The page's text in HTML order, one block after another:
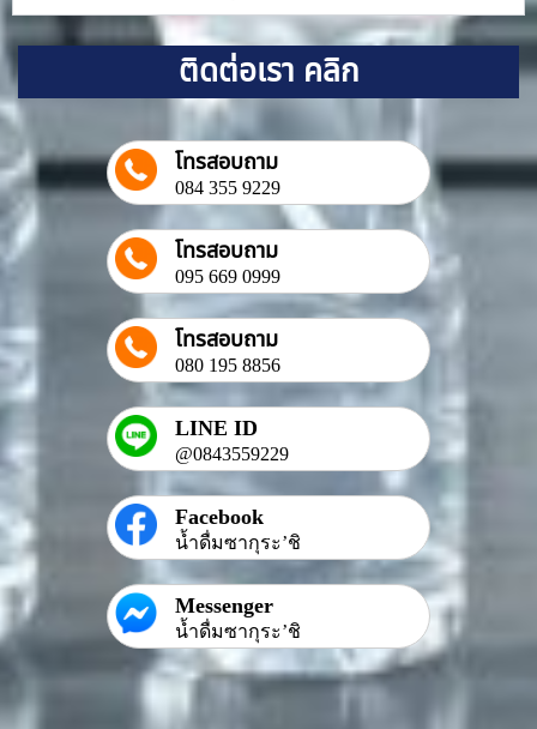
ติดต่อเรา คลิก
โทรสอบถาม
084 355 9229
โทรสอบถาม
095 669 0999
โทรสอบถาม
080 195 8856
LINE ID
@0843559229
Facebook
น้ำดื่มซากุระ’ชิ
Messenger
น้ำดื่มซากุระ’ชิ